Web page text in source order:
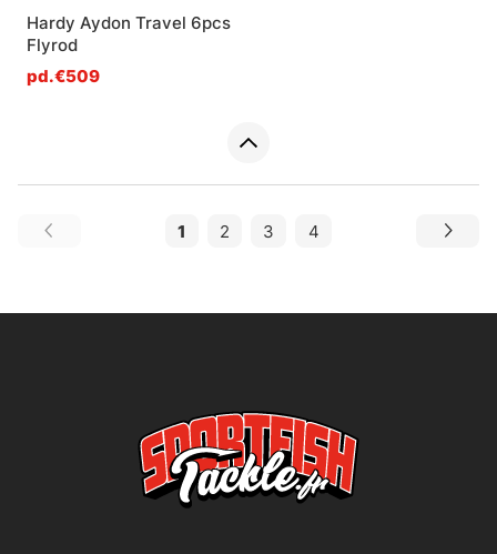
Hardy Aydon Travel 6pcs
Flyrod
pd.€509
1 2 3 4